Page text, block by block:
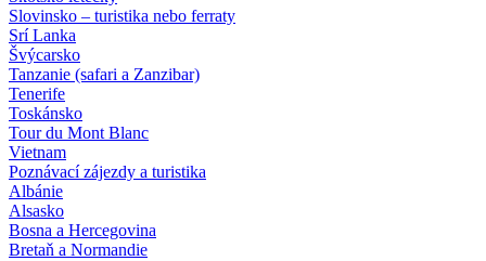
Slovinsko – turistika nebo ferraty
Srí Lanka
Švýcarsko
Tanzanie (safari a Zanzibar)
Tenerife
Toskánsko
Tour du Mont Blanc
Vietnam
Poznávací zájezdy a turistika
Albánie
Alsasko
Bosna a Hercegovina
Bretaň a Normandie